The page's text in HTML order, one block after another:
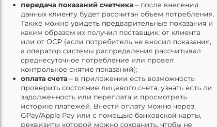
передача показаний счетчика – после внесения
данных клиенту будет рассчитан объем потребления.
Также можно увидеть предварительные показания и
каким образом их получил поставщик: от клиента
или от ОСР (если потребитель не вносил показания,
а оператор системы распределения рассчитывал
среднесуточное потребление или провел
контрольное снятие показаний);
оплата счета – в приложении есть возможность
проверить состояние лицевого счета, узнать есть ли
задолженность или переплата и просмотреть
историю платежей. Внести оплату можно через
GPay/Apple Pay или с помощью банковской карты,
реквизиты которой можно сохранить, чтобы не